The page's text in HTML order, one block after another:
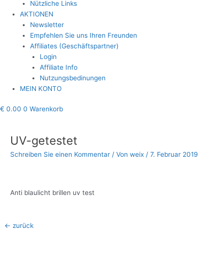
Nützliche Links
AKTIONEN
Newsletter
Empfehlen Sie uns Ihren Freunden
Affiliates (Geschäftspartner)
Login
Affiliate Info
Nutzungsbedinungen
MEIN KONTO
€ 0.00 0 Warenkorb
UV-getestet
Schreiben Sie einen Kommentar / Vonweix /7. Februar 2019
Anti blaulicht brillen uv test
← zurück